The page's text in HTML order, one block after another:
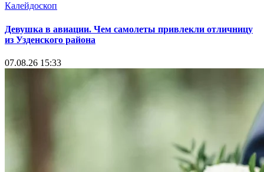
Калейдоскоп
Девушка в авиации. Чем самолеты привлекли отличницу
из Узденского района
07.08.26 15:33